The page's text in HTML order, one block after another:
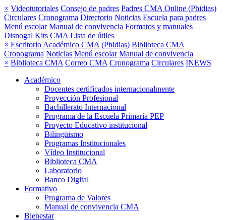
× Videotutoriales Consejo de padres Padres CMA Online (Phidias)
Circulares Cronograma Directorio Noticias Escuela para padres
Menú escolar Manual de convivencia Formatos y manuales
Disnogal Kits CMA Lista de útiles
× Escritorio Académico CMA (Phidias) Biblioteca CMA
Cronograma Noticias Menú escolar Manual de convivencia
× Biblioteca CMA Correo CMA Cronograma Circulares INEWS
Académico
Docentes certificados internacionalmente
Proyección Profesional
Bachillerato Internacional
Programa de la Escuela Primaria PEP
Proyecto Educativo institucional
Bilingüismo
Programas Institucionales
Vídeo Institucional
Biblioteca CMA
Laboratorio
Banco Digital
Formativo
Programa de Valores
Manual de convivencia CMA
Bienestar